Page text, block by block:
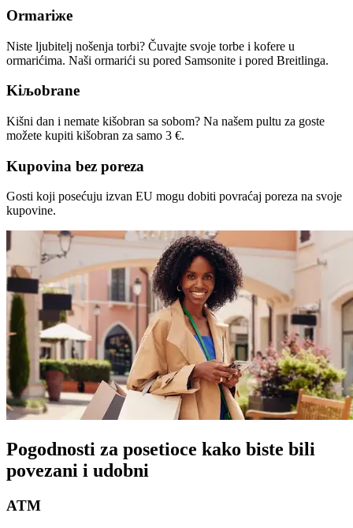
Ormariжe
Niste ljubitelj nošenja torbi? Čuvajte svoje torbe i kofere u
ormarićima. Naši ormarići su pored Samsonite i pored Breitlinga.
Kiљobrane
Kišni dan i nemate kišobran sa sobom? Na našem pultu za goste
možete kupiti kišobran za samo 3 €.
Kupovina bez poreza
Gosti koji posećuju izvan EU mogu dobiti povraćaj poreza na svoje
kupovine.
Pogodnosti za posetioce kako biste bili
povezani i udobni
ATM